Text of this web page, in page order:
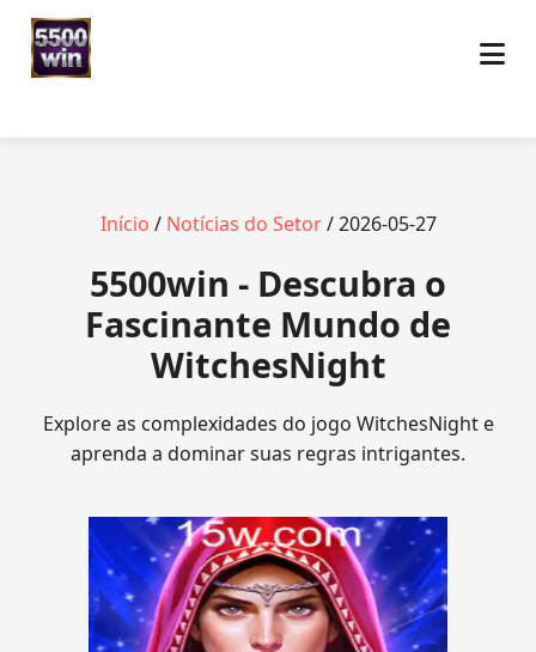
Início / Notícias do Setor/ 2026-05-27
5500win - Descubra o
Fascinante Mundo de
WitchesNight
Explore as complexidades do jogo WitchesNight e
aprenda a dominar suas regras intrigantes.